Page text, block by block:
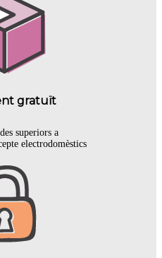
gratuït
superiors a
electrodomèstics